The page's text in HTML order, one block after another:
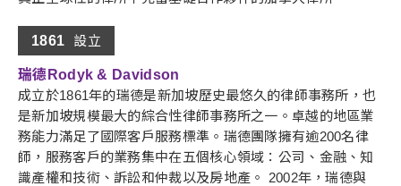
1861 設立
瑞德Rodyk & Davidson
成立於1861年的瑞德是新加坡歷史最悠久的律師事務所，也
是新加坡規模最大的綜合性律師事務所之一。卓越的地區業
務能力滿足了國際客戶服務標準。瑞德團隊擁有逾200名律
師，服務客戶的業務集中在五個核心領域：公司、金融、知
識產權和技術、訴訟和仲裁以及房地產。 2002年，瑞德與